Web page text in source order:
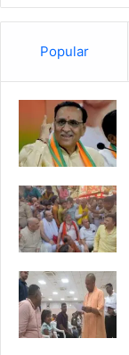
Popular